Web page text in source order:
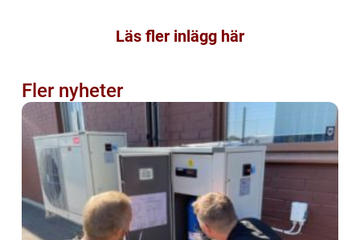
Läs fler inlägg här
Fler nyheter